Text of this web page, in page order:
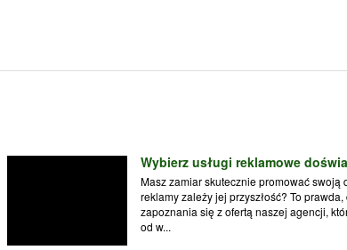
Wybierz usługi reklamowe
Masz zamiar skutecznie promować swoją
reklamy zależy jej przyszłość? To
zapoznania się z ofertą naszej agencji,
od w...